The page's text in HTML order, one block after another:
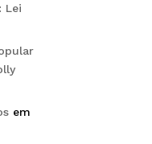
Lei
em